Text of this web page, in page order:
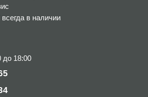
в наличии
до 18:00